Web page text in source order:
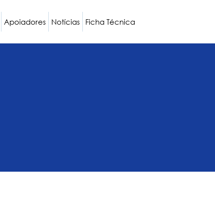
Apoiadores Notícias Ficha Técnica